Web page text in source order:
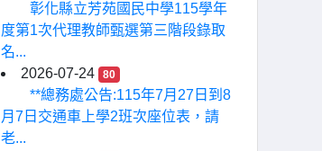
彰化縣立芳苑國民中學115學年
度第1次代理教師甄選第三階段錄取
名...
2026-07-24
80
**總務處公告:115年7月27日到8
月7日交通車上學2班次座位表，請
老...